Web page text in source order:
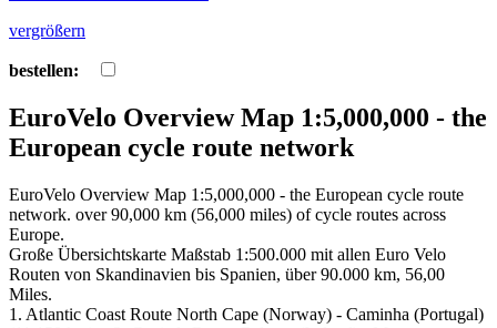
vergrößern
bestellen:
EuroVelo Overview Map 1:5,000,000 - the
European cycle route network
EuroVelo Overview Map 1:5,000,000 - the European cycle route
network. over 90,000 km (56,000 miles) of cycle routes across
Europe.
Große Übersichtskarte Maßstab 1:500.000 mit allen Euro Velo
Routen von Skandinavien bis Spanien, über 90.000 km, 56,00
Miles.
1. Atlantic Coast Route North Cape (Norway) - Caminha (Portugal)